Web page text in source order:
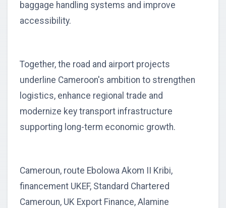
baggage handling systems and improve
accessibility.
Together, the road and airport projects
underline Cameroon's ambition to strengthen
logistics, enhance regional trade and
modernize key transport infrastructure
supporting long-term economic growth.
Cameroun, route Ebolowa Akom II Kribi,
financement UKEF, Standard Chartered
Cameroun, UK Export Finance, Alamine